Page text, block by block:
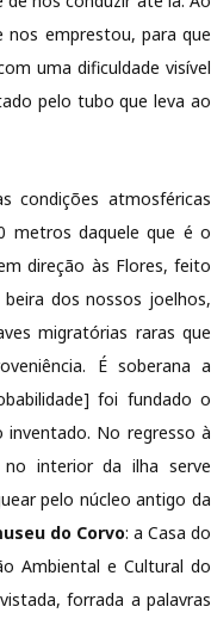
nos emprestou, para que
uma dificuldade visível
pelo tubo que leva ao
condições atmosféricas
metros daquele que é o
direção às Flores, feito
dos nossos joelhos,
migratórias raras que
É soberana a
foi fundado o
No regresso à
interior da ilha serve
pelo núcleo antigo da
do Corvo: a Casa do
Ambiental e Cultural do
forrada a palavras